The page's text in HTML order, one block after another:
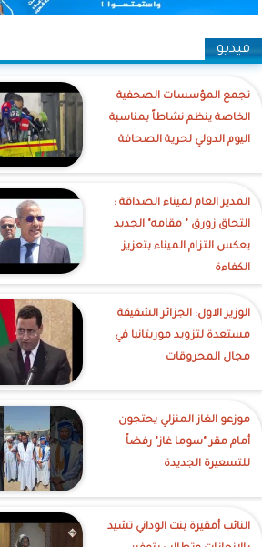
فيديو
تجمع المؤسسات الصحفية
الخاصة ينظم نشاطاً بمناسبة
اليوم الدولي لحرية الصحافة
‎المدير العام لميناء الصداقة :
التحاق زورق " مقامه" الجديد
يعكس التزام الميناء بتعزيز
الكفاءة
الوزير الاول: الجزائر الشقيقة
مستعدة لتزويد موريتانيا في
مجال المحروقات
موزعو الغاز المنزلي يحتجون
أمام مقر "سوما غاز" رفضاً
للتسعيرة الجديدة
النائب أمقيرة بنت الوداني تشيد